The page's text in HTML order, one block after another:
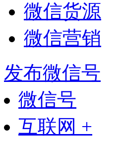
微信货源
微信营销
发布微信号
微信号
互联网 +